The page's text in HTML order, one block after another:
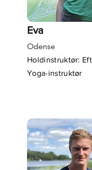
Eva
Odense
Holdinstruktør:
Yoga-instruktør